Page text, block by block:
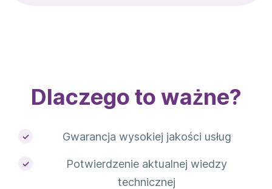
Dlaczego to ważne?
Gwarancja wysokiej jakości usług
Potwierdzenie aktualnej wiedzy
technicznej